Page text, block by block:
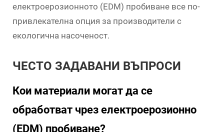
електроерозионното (EDM) пробиване все по-
привлекателна опция за производители с
екологична насоченост.
ЧЕСТО ЗАДАВАНИ ВЪПРОСИ
Кои материали могат да се
обработват чрез електроерозионно
(EDM) пробиване?